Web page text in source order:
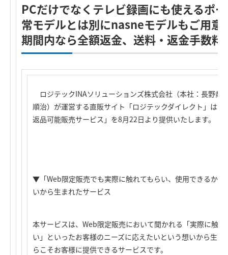
PCだけでなくテレビ録画にも使えるポ
常モデルとは別にnasneモデルもご用意
期間内なら全額返金、送料・返金手数
ロジテックINAソリューションズ株式会社（本社：長野県
順治）が運営する直販サイト「ロジテックダイレクト」は
返品可能販売サービス」を8月22日より提供いたします。
▼「Web限定販売でも実際に触れてもらい、使用できるか
いから生まれたサービス
本サービスは、Web限定販売において聞かれる「実際に触
い」といったお客様のニーズに応えたいという想いから生
らこそお客様に提供できるサービスです。